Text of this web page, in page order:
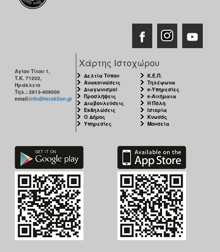
Αγίου Τίτου 1,
Τ.Κ. 71202,
Ηράκλειο
Τηλ.: 2813-409000
email:info@heraklion.gr
Χάρτης Ιστοχώρου
Δελτία Τύπου
Ανακοινώσεις
Διαγωνισμοί
Προσλήψεις
Διαβουλεύσεις
Εκδηλώσεις
Ο Δήμος
Υπηρεσίες
Κ.Ε.Π.
Τηλέφωνα
e-Υπηρεσίες
e-Αιτήματα
Η Πόλη
Ιστορία
Κνωσός
Μουσεία